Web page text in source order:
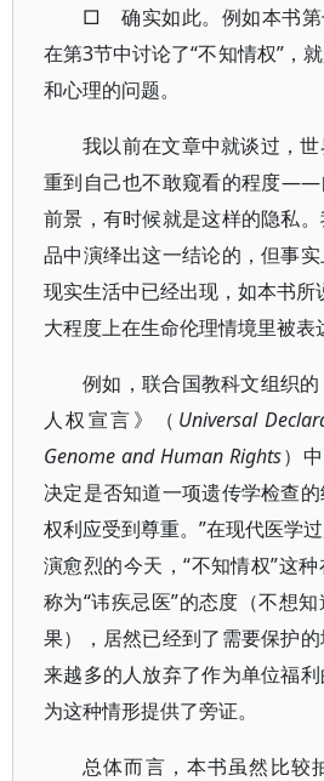
□ 确实如此。例如本书第
在第3节中讨论了“不知情权”，
和心理的问题。
我以前在文章中就谈过，
重到自己也不敢窥看的程度——
前景，有时候就是这样的隐私
品中演绎出这一结论的，但事
现实生活中已经出现，如本书所
大程度上在生命伦理情境里被表
例如，联合国教科文组织
人权宣言》（ Universal
Genome and Human Rights）
决定是否知道一项遗传学检查
权利应受到尊重。”在现代医学
演愈烈的今天，“不知情权”这
称为“讳疾忌医”的态度（不想
果），居然已经到了需要保护
来越多的人放弃了作为单位福
为这种情形提供了旁证。
总体而言，本书虽然比较